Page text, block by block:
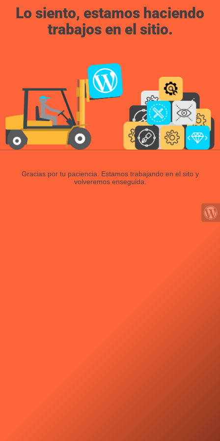
Lo siento, estamos haciendo
trabajos en el sitio.
Gracias por tu paciencia. Estamos trabajando en el sito y
volveremos enseguida.